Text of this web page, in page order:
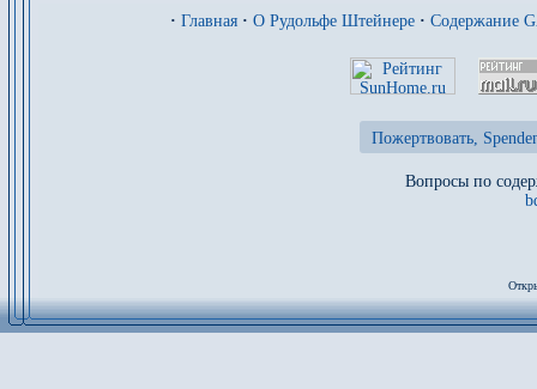
· Главная · О Рудольфе Штейнере · Содержание
Пожертвовать,
Вопросы по